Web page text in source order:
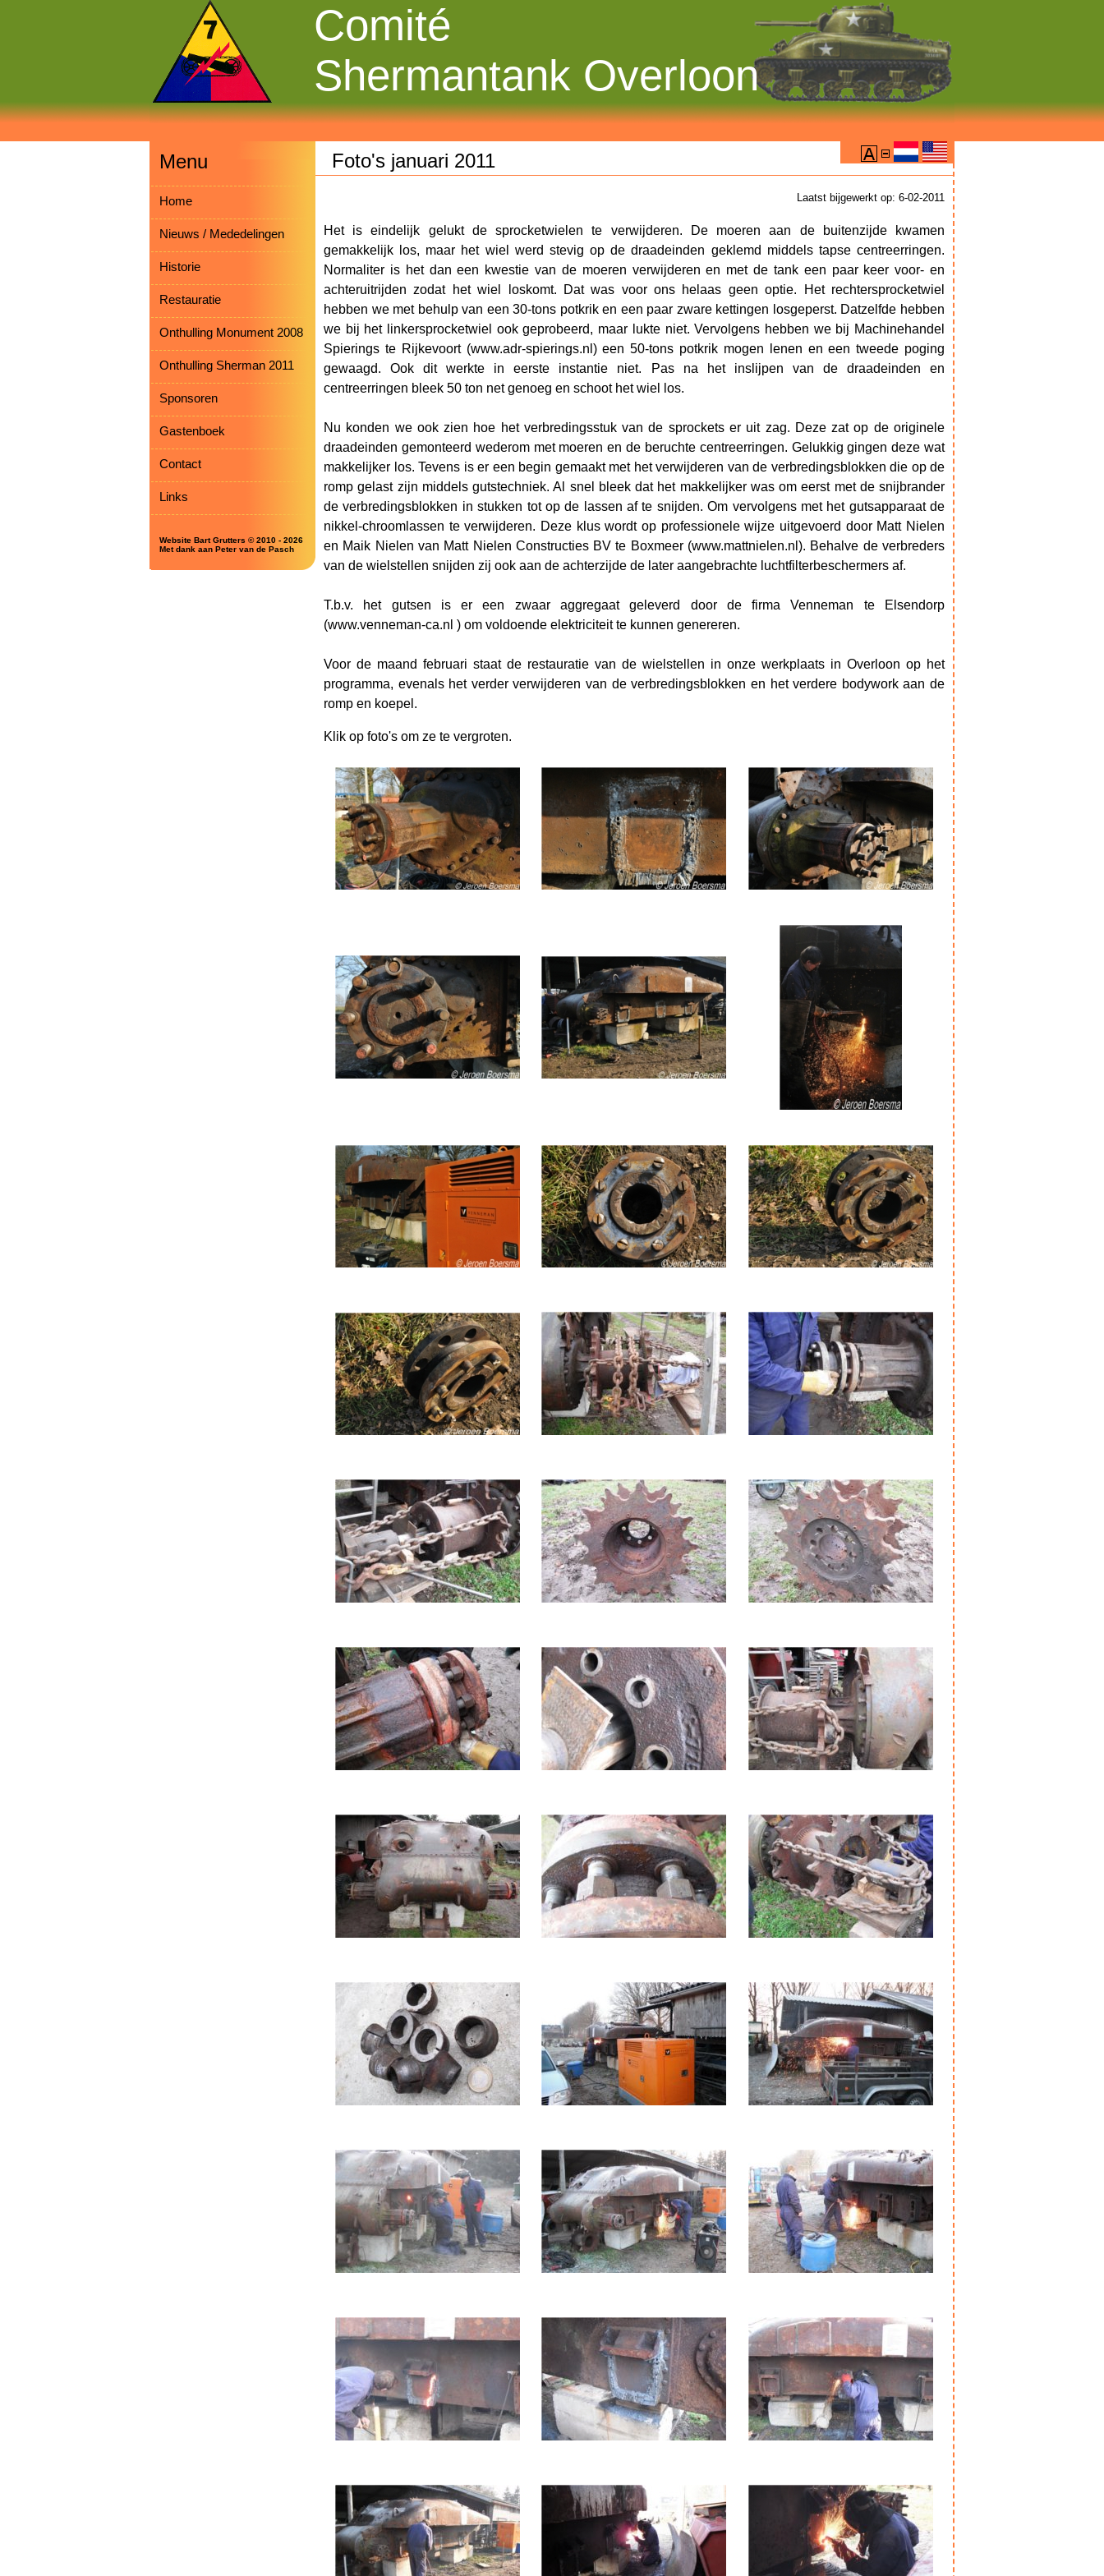
Comité
Shermantank Overloon
Menu
Home
Nieuws / Mededelingen
Historie
Restauratie
Onthulling Monument 2008
Onthulling Sherman 2011
Sponsoren
Gastenboek
Contact
Links
Website Bart Grutters © 2010 - 2026
Met dank aan Peter van de Pasch
Laatst bijgewerkt op: 6-02-2011
Het is eindelijk gelukt de sprocketwielen te verwijderen. De moeren aan de buitenzijde kwamen
gemakkelijk los, maar het wiel werd stevig op de draadeinden geklemd middels tapse centreerringen.
Normaliter is het dan een kwestie van de moeren verwijderen en met de tank een paar keer voor- en
achteruitrijden zodat het wiel loskomt. Dat was voor ons helaas geen optie. Het rechtersprocketwiel
hebben we met behulp van een 30-tons potkrik en een paar zware kettingen losgeperst. Datzelfde hebben
we bij het linkersprocketwiel ook geprobeerd, maar lukte niet. Vervolgens hebben we bij Machinehandel
Spierings te Rijkevoort (www.adr-spierings.nl) een 50-tons potkrik mogen lenen en een tweede poging
gewaagd. Ook dit werkte in eerste instantie niet. Pas na het inslijpen van de draadeinden en
centreerringen bleek 50 ton net genoeg en schoot het wiel los.
Nu konden we ook zien hoe het verbredingsstuk van de sprockets er uit zag. Deze zat op de originele
draadeinden gemonteerd wederom met moeren en de beruchte centreerringen. Gelukkig gingen deze wat
makkelijker los. Tevens is er een begin gemaakt met het verwijderen van de verbredingsblokken die op de
romp gelast zijn middels gutstechniek. Al snel bleek dat het makkelijker was om eerst met de snijbrander
de verbredingsblokken in stukken tot op de lassen af te snijden. Om vervolgens met het gutsapparaat de
nikkel-chroomlassen te verwijderen. Deze klus wordt op professionele wijze uitgevoerd door Matt Nielen
en Maik Nielen van Matt Nielen Constructies BV te Boxmeer (www.mattnielen.nl). Behalve de verbreders
van de wielstellen snijden zij ook aan de achterzijde de later aangebrachte luchtfilterbeschermers af.
T.b.v. het gutsen is er een zwaar aggregaat geleverd door de firma Venneman te Elsendorp
(www.venneman-ca.nl ) om voldoende elektriciteit te kunnen genereren.
Voor de maand februari staat de restauratie van de wielstellen in onze werkplaats in Overloon op het
programma, evenals het verder verwijderen van de verbredingsblokken en het verdere bodywork aan de
romp en koepel.
Klik op foto's om ze te vergroten.
Foto's januari 2011